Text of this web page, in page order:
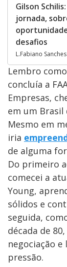
Gilson
jornada,
desafios
L.Fabiano
Lembro
concluía a
Empresas,
em um Brasil
Mesmo em
iria
de alguma
Do primeiro
comecei a
Young,
sólidos e
seguida,
década de
negociação
pressão.